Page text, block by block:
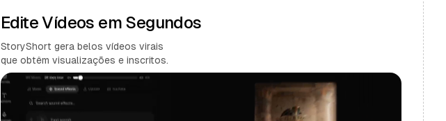
Edite Vídeos em Segundos
StoryShort gera belos vídeos virais
que obtêm visualizações e inscritos.